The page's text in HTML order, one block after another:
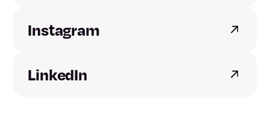
Valencia
Instagram
LinkedIn